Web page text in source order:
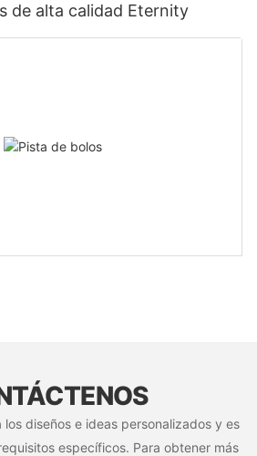
de alta calidad Eternity
los diseños e ideas personalizados y es
específicos. Para obtener más